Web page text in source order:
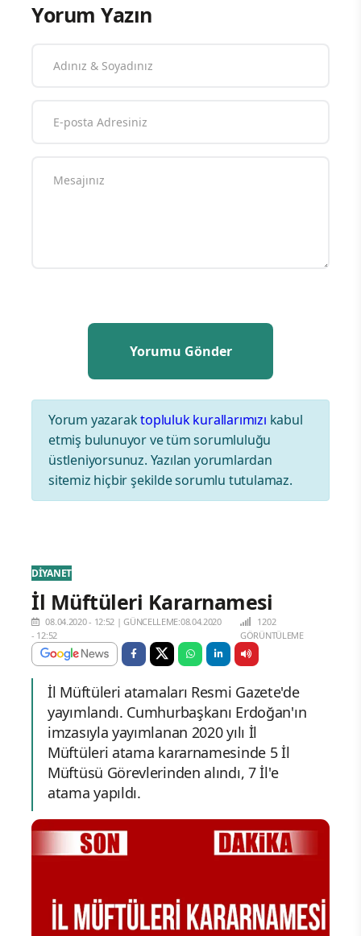
Yorum Yazın
Yorum yazaraktopluluk kurallarımızı kabul
etmiş bulunuyor ve tüm sorumluluğu
üstleniyorsunuz. Yazılan yorumlardan
sitemiz hiçbir şekilde sorumlu tutulamaz.
DİYANET
İl Müftüleri Kararnamesi
08.04.2020 - 12:52 |GÜNCELLEME:08.04.2020
- 12:52
1202
GÖRÜNTÜLEME
İl Müftüleri atamaları Resmi Gazete'de
yayımlandı. Cumhurbaşkanı Erdoğan'ın
imzasıyla yayımlanan 2020 yılı İl
Müftüleri atama kararnamesinde 5 İl
Müftüsü Görevlerinden alındı, 7 İl'e
atama yapıldı.